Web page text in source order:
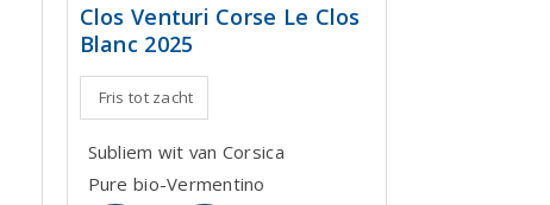
Clos Venturi Corse Le Clos
Blanc 2025
Fris tot zacht
Subliem wit van Corsica
Pure bio-Vermentino